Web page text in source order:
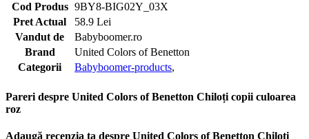
Cod Produs 9BY8-BIG02Y_03X
Pret Actual
58.9 Lei
Vandut de
Babyboomer.ro
Brand
United Colors of Benetton
Categorii
Babyboomer-products,
Pareri despre United Colors of Benetton Chiloți copii culoarea
roz
Adaugă recenzia ta despre United Colors of Benetton Chiloți